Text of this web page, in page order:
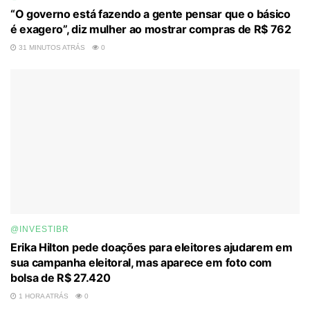
“O governo está fazendo a gente pensar que o básico
é exagero”, diz mulher ao mostrar compras de R$ 762
31 MINUTOS ATRÁS 0
@INVESTIBR
Erika Hilton pede doações para eleitores ajudarem em
sua campanha eleitoral, mas aparece em foto com
bolsa de R$ 27.420
1 HORA ATRÁS 0